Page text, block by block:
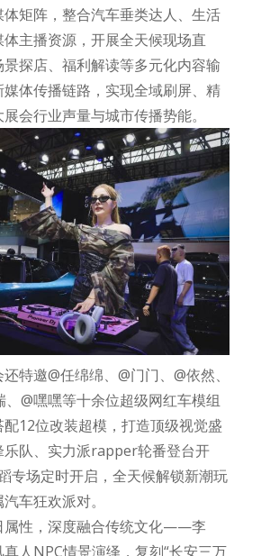
矩阵，整合汽车垂类达人、生活
主播资源，开展全天候现场直
探店、福利解读等多元化内容输
体传播链路，实现全域刷屏、精
会行业声量与城市传播势能。
特邀@任绵绵、@门门、@依然、
、@嘿嘿等十余位超级网红车模组
12位改装超模，打造顶级视觉盛
乐队、实力派rapper轮番登台开
专场定时开启，全天候解锁新潮玩
车狂欢派对。
属性，深度融合传统文化——李
人NPC情景演绎，复刻“长安三万